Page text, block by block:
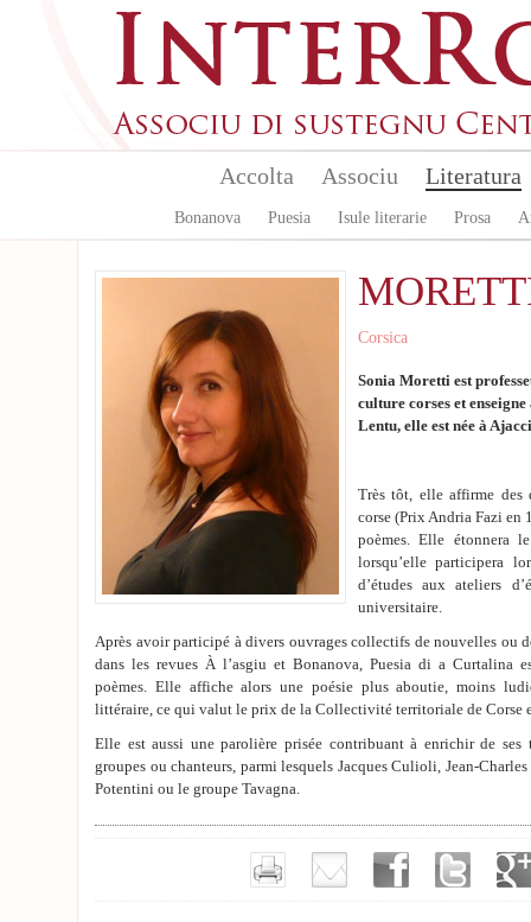
Accolta Associu Literatura
Bonanova Puesia Isule literarie Prosa
Corsica
Sonia Moretti est
culture corses et
Lentu, elle est née à
Très tôt, elle affirme des
corse (Prix Andria Fazi en
poèmes. Elle étonnera
lorsqu’elle participera
d’études aux ateliers
universitaire.
Après avoir participé à divers ouvrages collectifs de nouvelles ou
dans les revues À l’asgiu et Bonanova, Puesia di a Curtalina
poèmes. Elle affiche alors une poésie plus aboutie, moins
littéraire, ce qui valut le prix de la Collectivité territoriale de Corse
Elle est aussi une parolière prisée contribuant à enrichir de ses
groupes ou chanteurs, parmi lesquels Jacques Culioli, Jean-
Potentini ou le groupe Tavagna.